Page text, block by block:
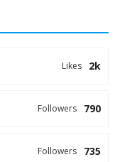
2k
Likes
790
Followers
735
Followers